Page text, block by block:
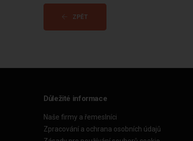
ZPĚT
Důležité informace
Naše firmy a řemeslníci
Zpracování a ochrana osobních údajů